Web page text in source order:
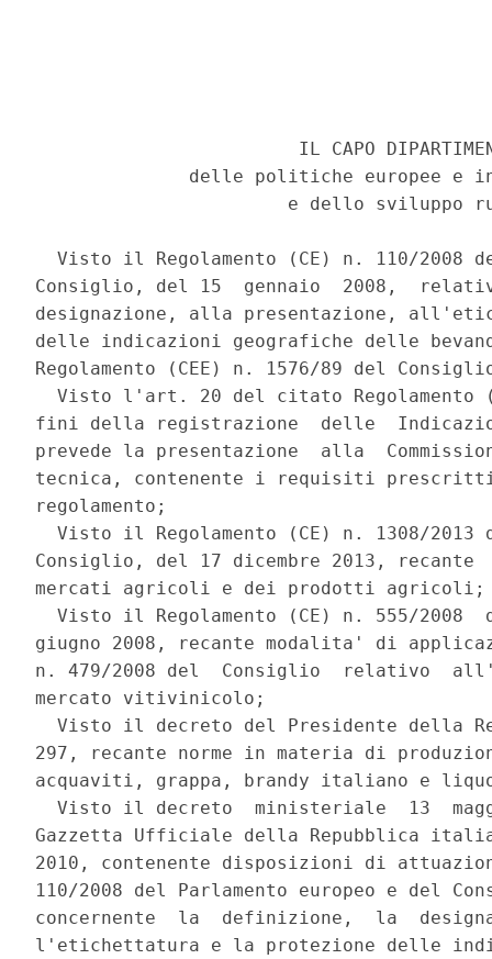
IL CAPO
delle politiche europee e
e dello sviluppo
Visto il Regolamento (CE) n. 110/2008
Consiglio, del 15  gennaio  2008,
designazione, alla presentazione,
delle indicazioni geografiche delle
Regolamento (CEE) n. 1576/89 del
Visto l'art. 20 del citato Regolamento
fini della registrazione  delle
prevede la presentazione  alla
tecnica, contenente i requisiti
regolamento;
Visto il Regolamento (CE) n. 1308/2013
Consiglio, del 17 dicembre 2013, recante
mercati agricoli e dei prodotti
Visto il Regolamento (CE) n. 555/2008
giugno 2008, recante modalita' di
n. 479/2008 del  Consiglio  relativo
mercato vitivinicolo;
Visto il decreto del Presidente della
297, recante norme in materia di
acquaviti, grappa, brandy italiano e
Visto il decreto  ministeriale  13
Gazzetta Ufficiale della Repubblica
2010, contenente disposizioni di
110/2008 del Parlamento europeo e del
concernente  la  definizione,  la
l'etichettatura e la protezione delle